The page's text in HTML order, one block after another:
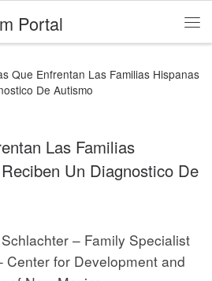
Portal
Que Enfrentan Las Familias Hispanas
De Autismo
Las Familias
Un Diagnostico De
– Family Specialist
Center for Development and